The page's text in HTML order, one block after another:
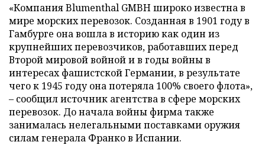
«Компания Blumenthal GMBH широко известна в
мире морских перевозок. Созданная в 1901 году в
Гамбурге она вошла в историю как один из
крупнейших перевозчиков, работавших перед
Второй мировой войной и в годы войны в
интересах фашистской Германии, в результате
чего к 1945 году она потеряла 100% своего флота»,
– сообщил источник агентства в сфере морских
перевозок. До начала войны фирма также
занималась нелегальными поставками оружия
силам генерала Франко в Испании.